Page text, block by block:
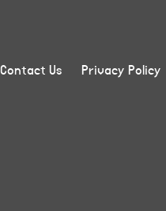
Privacy Policy
Contact Us